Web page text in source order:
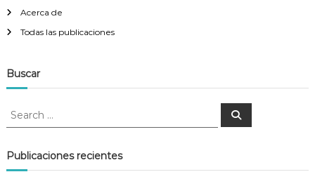
Acerca de
Todas las publicaciones
Buscar
S
r
c
S
Publicaciones recientes